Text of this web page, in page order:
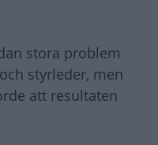
stora problem
styrleder, men
att resultaten